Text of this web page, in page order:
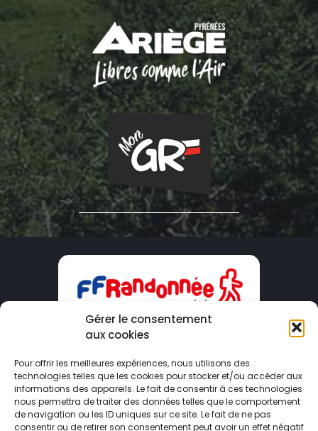
Gérer le consentement
aux cookies
Pour offrir les meilleures expériences, nous utilisons des
technologies telles que les cookies pour stocker et/ou accéder aux
informations des appareils. Le fait de consentir à ces technologies
nous permettra de traiter des données telles que le comportement
de navigation ou les ID uniques sur ce site. Le fait de ne pas
consentir ou de retirer son consentement peut avoir un effet négatif
CDRP09
Maison du Tourisme – 2 Boulevard Du Sud
09000 FOIX